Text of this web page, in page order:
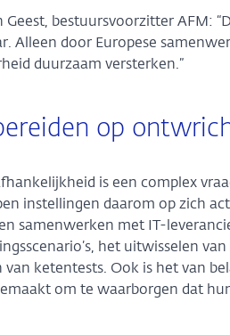
Geest, bestuursvoorzitter AFM:
Alleen door Europese
duurzaam versterken.”
op
is een complex
instellingen daarom op zich
samenwerken met IT-
het uitwisselen
van ketentests. Ook is het van
om te waarborgen dat